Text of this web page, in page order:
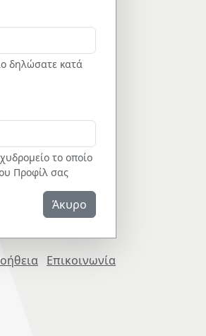
δηλώσατε κατά
το οποίο
Προφίλ σας
Άκυρο
Επικοινωνία